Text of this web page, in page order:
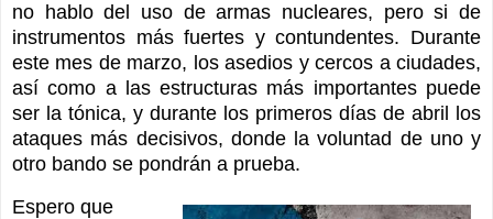
no hablo del uso de armas nucleares, pero si de
instrumentos más fuertes y contundentes. Durante
este mes de marzo, los asedios y cercos a ciudades,
así como a las estructuras más importantes puede
ser la tónica, y durante los primeros días de abril los
ataques más decisivos, donde la voluntad de uno y
otro bando se pondrán a prueba.
Espero que